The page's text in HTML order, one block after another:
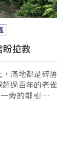
搶救
滿地都是碎落
過百年的老雀
旁的鄰樹和磚